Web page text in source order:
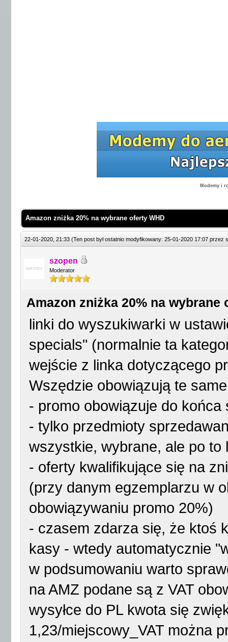
Modemy i
Amazon zniżka 20% na wybrane oferty WHD
22-01-2020, 21:33 (Ten post był ostatnio modyfikowany: 25-01-2020 17:07 przez
szopen
Moderator
Amazon zniżka 20% na wybrane
linki do wyszukiwarki w
specials" (normalnie ta
wejście z linka dotyczącego
Wszędzie obowiązują te
- promo obowiązuje do końca
- tylko przedmioty
wszystkie, wybrane, ale po to
- oferty kwalifikujące się na
(przy danym egzemplarzu w
obowiązywaniu promo 20%)
- czasem zdarza się, że ktoś
kasy - wtedy automatycznie
w podsumowaniu warto
na AMZ podane są z VAT
wysyłce do PL kwota się
1,23/miejscowy_VAT można